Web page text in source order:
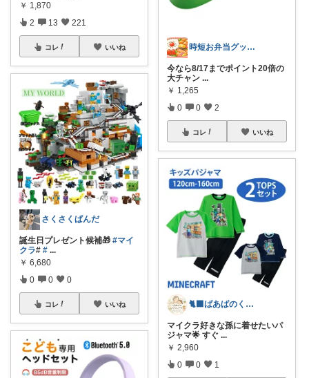
￥ 1,870
2 13 221
コレ いいね
さくさくぱんだ
誕生日プレゼント候補🎁 #マイ
クラ# # ...
￥ 6,680
0 0 0
コレ いいね
時短お弁当グッズROOⅯ
今なら8/17までポイント20倍の
大チャン ...
￥ 1,265
0 0 2
コレ いいね
🐈‍⬛ばあばのくらしメモ🐾
マイクラ好きな孫に着せたいパ
ジャマ🌟 すぐ ...
￥ 2,960
0 0 1